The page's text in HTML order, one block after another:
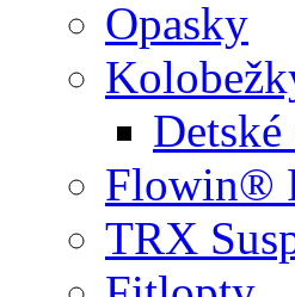
Opasky
Detské
Flowin®
TRX